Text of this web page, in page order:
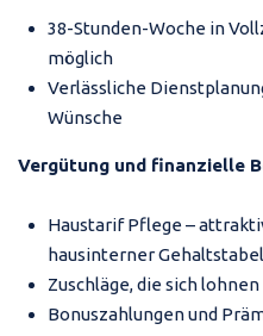
38-Stunden-Woche in
möglich
Verlässliche
Wünsche
Vergütung und finanzielle
Haustarif Pflege –
hausinterner
Zuschläge, die sich lohnen
Bonuszahlungen und